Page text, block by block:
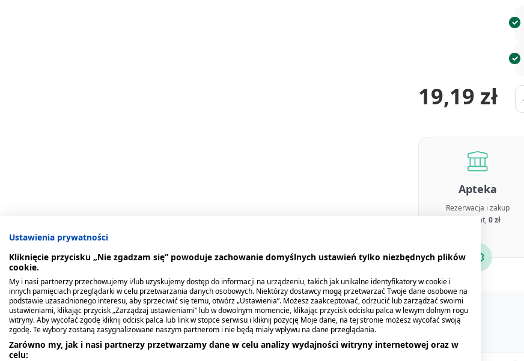
19,19 zł
Apteka
Rezerwacja i zakup
bez opłat,0 zł
Bestsellery Produkty z tej serii Podobne produkty Mogą Cię zainteresować
Ustawienia prywatności
Kliknięcie przycisku „Nie zgadzam się” powoduje zachowanie domyślnych ustawień tylko niezbędnych plików
cookie.
My i nasi partnerzy przechowujemy i/lub uzyskujemy dostęp do informacji na urządzeniu, takich jak unikalne identyfikatory w cookie i
innych pamięciach przeglądarki w celu przetwarzania danych osobowych. Niektórzy dostawcy mogą przetwarzać Twoje dane osobowe na
podstawie uzasadnionego interesu, aby sprzeciwić się temu, otwórz „Ustawienia”. Możesz zaakceptować, odrzucić lub zarządzać swoimi
ustawieniami, klikając przycisk „Zarządzaj ustawieniami” lub w dowolnym momencie, klikając przycisk odcisku palca w lewym dolnym rogu
witryny. Aby wycofać zgodę kliknij odcisk palca lub link w stopce serwisu i kliknij pozycję Moje dane, na tej stronie możesz wycofać swoją
zgodę. Te wybory zostaną zasygnalizowane naszym partnerom i nie będą miały wpływu na dane przeglądania.
Zarówno my, jak i nasi partnerzy przetwarzamy dane w celu analizy wydajności witryny internetowej oraz w
celu: